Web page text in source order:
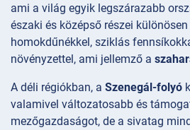
ami a világ egyik legszárazabb
északi és középső részei
homokdűnékkel, sziklás
növényzettel, ami jellemző a
A déli régiókban, a Szenegál-folyó
valamivel változatosabb és
mezőgazdaságot, de a sivatag